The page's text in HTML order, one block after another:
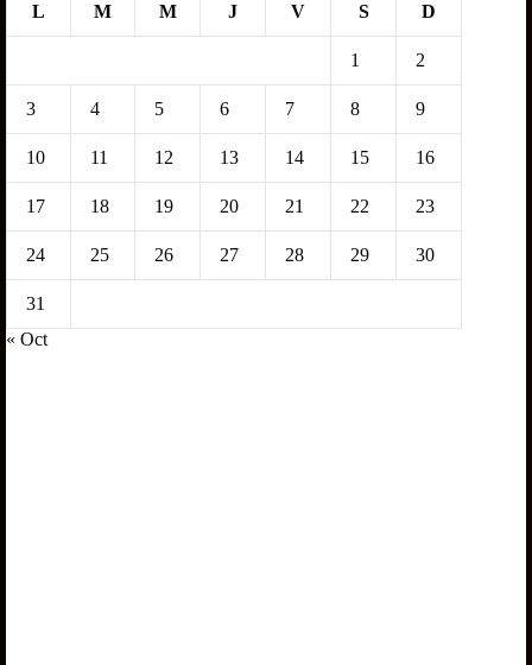
L M M J V S D
1 2
3 4 5 6 7 8 9
10 11 12 13 14 15 16
17 18 19 20 21 22 23
24 25 26 27 28 29 30
31
« Oct